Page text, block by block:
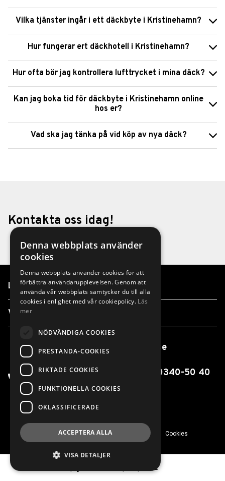
Vilka tjänster ingår i ett däckbyte i Kristinehamn?
Hur fungerar ert däckhotell i Kristinehamn?
Hur ofta bör jag kontrollera lufttrycket i mina däck?
Kan jag boka tid för däckbyte i Kristinehamn online
hos er?
Vad ska jag tänka på vid köp av nya däck?
Kontakta oss idag!
Länkar
Våra anläggningar
info@finnvedensbil.se
0370-425 00 / 0550-316 00 / 0340-50 40
00
© 2026 Finnvedens Bil Integritetspolicy Cookies
Denna webbplats använder
cookies
Denna webbplats använder cookies för att
förbättra användarupplevelsen. Genom att
använda vår webbplats samtycker du till alla
cookies i enlighet med vår cookiepolicy. Läs
mer
NÖDVÄNDIGA COOKIES
PRESTANDA-COOKIES
RIKTADE COOKIES
FUNKTIONELLA COOKIES
OKLASSIFICERADE
ACCEPTERA ALLA
VISA DETALJER